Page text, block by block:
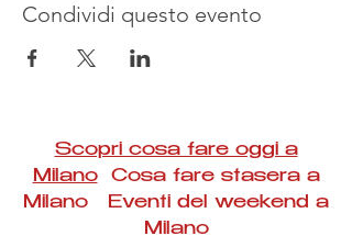
Condividi questo evento
Scopri cosa fare oggi a
MilanoCosa fare stasera a
Milano Eventi del weekend a
Milano